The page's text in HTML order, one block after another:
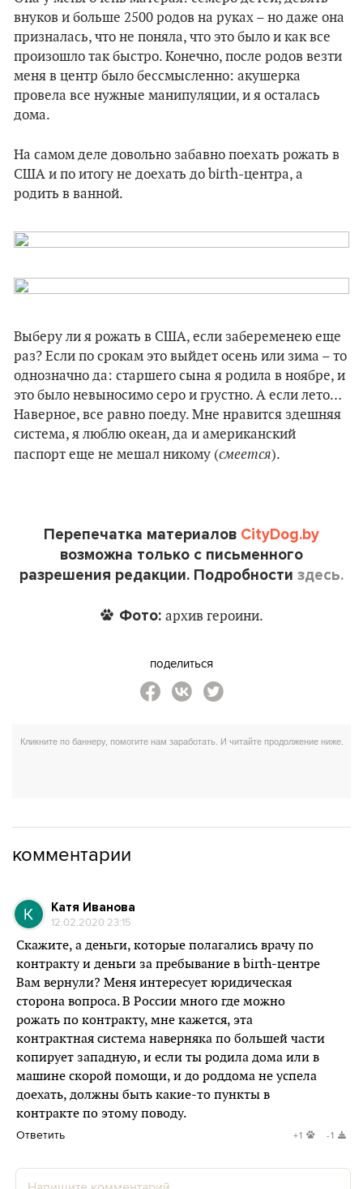
внуков и больше 2500 родов на руках – но даже она
призналась, что не поняла, что это было и как все
произошло так быстро. Конечно, после родов везти
меня в центр было бессмысленно: акушерка
провела все нужные манипуляции, и я осталась
дома.
На самом деле довольно забавно поехать рожать в
США и по итогу не доехать до birth-центра, а
родить в ванной.
Выберу ли я рожать в США, если забеременею еще
раз? Если по срокам это выйдет осень или зима – то
однозначно да: старшего сына я родила в ноябре, и
это было невыносимо серо и грустно. А если лето…
Наверное, все равно поеду. Мне нравится здешняя
система, я люблю океан, да и американский
паспорт еще не мешал никому (смеется).
Перепечатка материалов CityDog.by
возможна только с письменного
разрешения редакции. Подробности здесь.
Фото: архив героини.
поделиться
комментарии
Катя Иванова
12.02.2020 23:15
Скажите, а деньги, которые полагались врачу по
контракту и деньги за пребывание в birth-центре
Вам вернули? Меня интересует юридическая
сторона вопроса. В России много где можно
рожать по контракту, мне кажется, эта
контрактная система наверняка по большей части
копирует западную, и если ты родила дома или в
машине скорой помощи, и до роддома не успела
доехать, должны быть какие-то пункты в
контракте по этому поводу.
Ответить +1 -1